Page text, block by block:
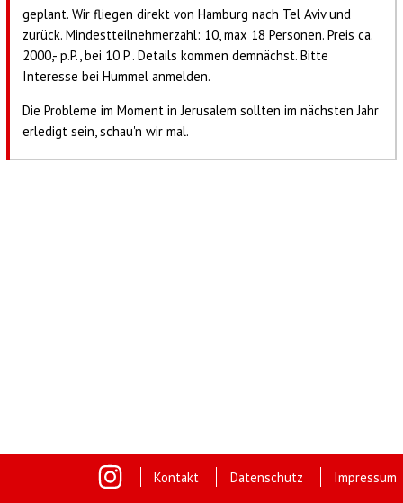
geplant. Wir fliegen direkt von Hamburg nach Tel Aviv und
zurück. Mindestteilnehmerzahl: 10, max 18 Personen. Preis ca.
2000,- p.P., bei 10 P.. Details kommen demnächst. Bitte
Interesse bei Hummel anmelden.
Die Probleme im Moment in Jerusalem sollten im nächsten Jahr
erledigt sein, schau'n wir mal.
Kontakt Datenschutz Impressum